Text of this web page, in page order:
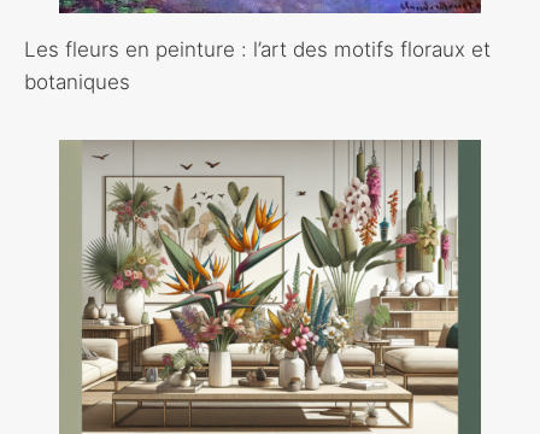
Les fleurs en peinture : l’art des motifs floraux et
botaniques